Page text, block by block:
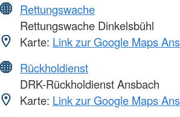
Rettungswache
Rettungswache Dinkelsbühl
Karte: Link zur Google Maps
Rückholdienst
DRK-Rückholdienst Ansbach
Karte: Link zur Google Maps